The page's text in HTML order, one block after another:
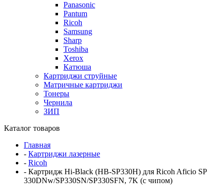
Panasonic
Pantum
Ricoh
Samsung
Sharp
Toshiba
Xerox
Катюша
Картриджи струйные
Матричные картриджи
Тонеры
Чернила
ЗИП
Каталог товаров
Главная
- Картриджи лазерные
- Ricoh
- Картридж Hi-Black (HB-SP330H) для Ricoh Aficio SP
330DNw/SP330SN/SP330SFN, 7K (с чипом)